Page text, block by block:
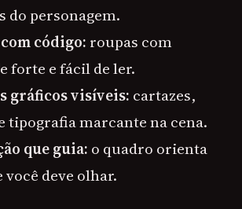
do personagem.
código: roupas com
forte e fácil de ler.
gráficos visíveis: cartazes,
tipografia marcante na cena.
que guia: o quadro orienta
você deve olhar.